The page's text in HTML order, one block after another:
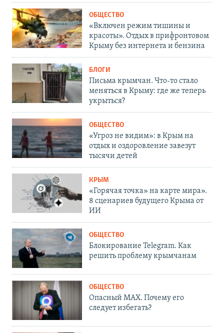
ОБЩЕСТВО
«Включен режим тишины и
красоты». Отдых в прифронтовом
Крыму без интернета и бензина
БЛОГИ
Письма крымчан. Что-то стало
меняться в Крыму: где же теперь
укрыться?
ОБЩЕСТВО
«Угроз не видим»: в Крым на
отдых и оздоровление завезут
тысячи детей
КРЫМ
«Горячая точка» на карте мира».
8 сценариев будущего Крыма от
ИИ
ОБЩЕСТВО
Блокирование Telegram. Как
решить проблему крымчанам
ОБЩЕСТВО
Опасный MAX. Почему его
следует избегать?